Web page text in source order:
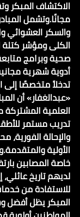
الاكتشاف المبكر
مجانًا.وتشمل
والسكر العشوائي
الكلى ومؤشر
صحية وبرامج
أدوية شهرية
تدخلاً متخصصًا إلى
«عبدالغفار» أن
العلمية
تدريب مستمر
والإحالة الفورية،
الأولية
خاصة المصابين
لديهم تاريخ
للاستفادة من
المبكر يظل أفضل